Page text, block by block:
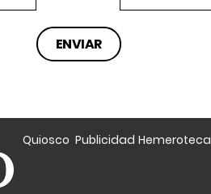
Quiosco Publicidad Hemeroteca